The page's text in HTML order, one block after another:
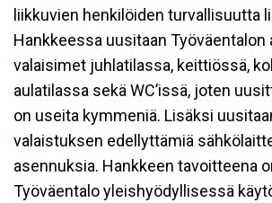
liikkuvien henkilöiden turvallisuutta
Hankkeessa uusitaan Työväentalon
valaisimet juhlatilassa, keittiössä,
aulatilassa sekä WC’issä, joten
on useita kymmeniä. Lisäksi
valaistuksen edellyttämiä
asennuksia. Hankkeen tavoitteena
Työväentalo yleishyödyllisessä